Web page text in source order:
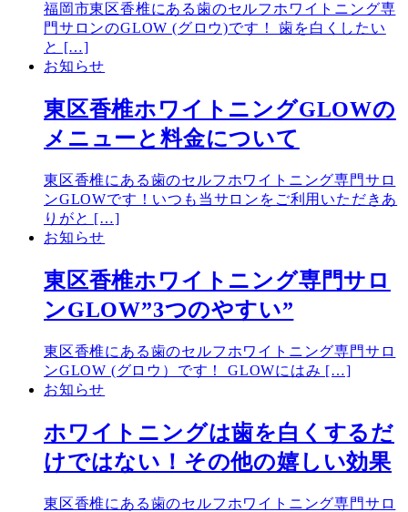
福岡市東区香椎にある歯のセルフホワイトニング専
門サロンのGLOW (グロウ)です！ 歯を白くしたい
と […]
お知らせ
東区香椎ホワイトニングGLOWの
メニューと料金について
東区香椎にある歯のセルフホワイトニング専門サロ
ンGLOWです！いつも当サロンをご利用いただきあ
りがと […]
お知らせ
東区香椎ホワイトニング専門サロ
ンGLOW”3つのやすい”
東区香椎にある歯のセルフホワイトニング専門サロ
ンGLOW (グロウ）です！ GLOWにはみ […]
お知らせ
ホワイトニングは歯を白くするだ
けではない！その他の嬉しい効果
東区香椎にある歯のセルフホワイトニング専門サロ